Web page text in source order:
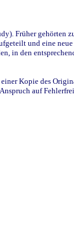
Früher gehörten
und eine
den
Kopie des
auf